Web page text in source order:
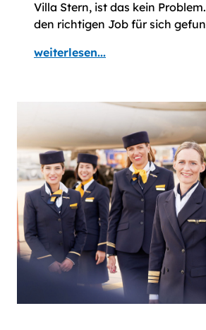
Villa Stern, ist das kein
den richtigen Job für sich
weiterlesen...